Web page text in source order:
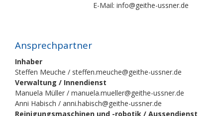
E-Mail: info@geithe-ussner.de
Ansprechpartner
Inhaber
Steffen Meuche / steffen.meuche@geithe-ussner.de
Verwaltung / Innendienst
Manuela Müller / manuela.mueller@geithe-ussner.de
Anni Habisch / anni.habisch@geithe-ussner.de
Reinigungsmaschinen und -robotik / Aussendienst